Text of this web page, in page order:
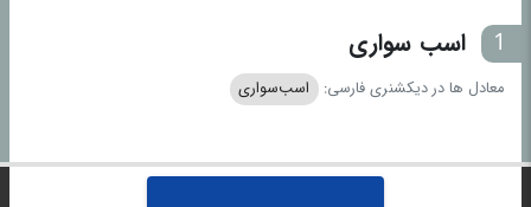
1 اسب سواری
معادل ها در دیکشنری فارسی: اسب‌سواری